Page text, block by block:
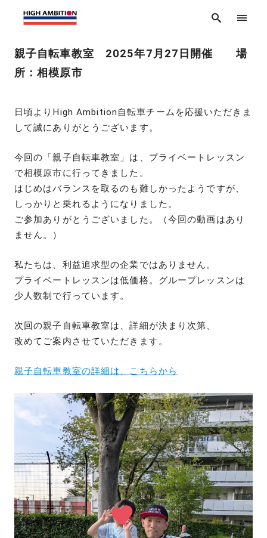
親子自転車教室 2025年7月27日開催 場
所：相模原市
日頃よりHigh Ambition自転車チームを応援いただきま
して誠にありがとうございます。
今回の「親子自転車教室」は、プライベートレッスン
で相模原市に行ってきました。
はじめはバランスを取るのも難しかったようですが、
しっかりと乗れるようになりました。
ご参加ありがとうございました。（今回の動画はあり
ません。）
私たちは、利益追求型の企業ではありません。
プライベートレッスンは低価格。グループレッスンは
少人数制で行っています。
次回の親子自転車教室は、詳細が決まり次第、
改めてご案内させていただきます。
親子自転車教室の詳細は、こちらから